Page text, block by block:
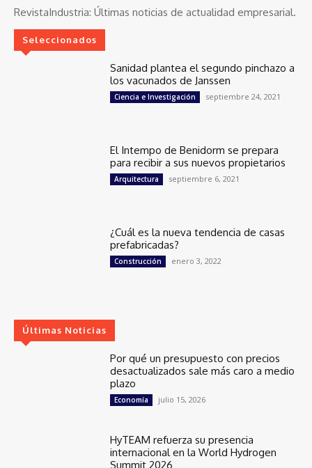
RevistaIndustria: Últimas noticias de actualidad empresarial.
Seleccionados
Sanidad plantea el segundo pinchazo a
los vacunados de Janssen
Ciencia e Investigación septiembre 24, 2021
El Intempo de Benidorm se prepara
para recibir a sus nuevos propietarios
Arquitectura septiembre 6, 2021
¿Cuál es la nueva tendencia de casas
prefabricadas?
Construcción enero 3, 2022
Últimas Noticias
Por qué un presupuesto con precios
desactualizados sale más caro a medio
plazo
Economía julio 15, 2026
HyTEAM refuerza su presencia
internacional en la World Hydrogen
Summit 2026